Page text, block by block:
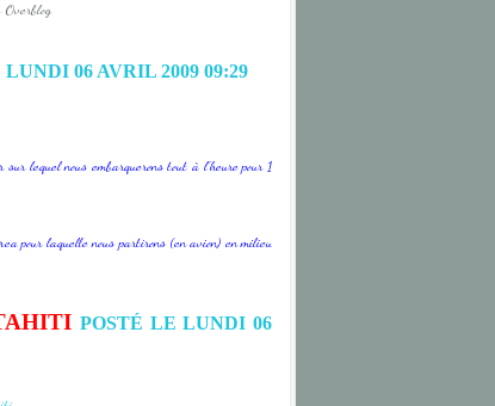
Overblog
06 AVRIL 2009 09:29
lequel nous embarquerons tout à l'heure pour 1
pour laquelle nous partirons (en avion) en milieu
POSTÉ LE LUNDI 06